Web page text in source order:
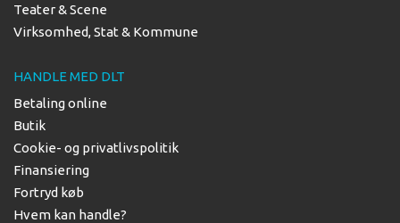
Teater & Scene
Virksomhed, Stat & Kommune
HANDLE MED DLT
Betaling online
Butik
Cookie- og privatlivspolitik
Finansiering
Fortryd køb
Hvem kan handle?